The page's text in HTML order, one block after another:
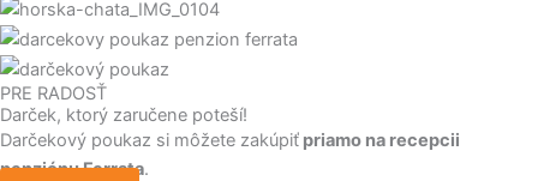
PRE RADOSŤ
Darček, ktorý zaručene poteší!
Darčekový poukaz si môžete zakúpiť priamo na recepcii
penziónu Ferrata.